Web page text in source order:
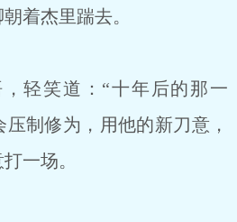
着杰里踹去。
轻笑道：“十年后的那一
制修为，用他的新刀意，
一场。